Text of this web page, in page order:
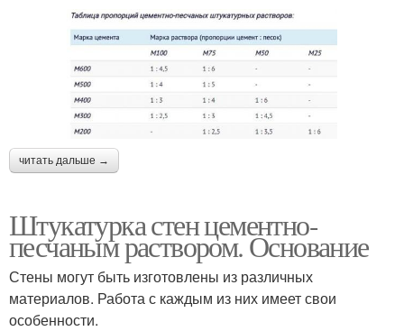
читать дальше →
Штукатурка стен цементно-
песчаным раствором. Основание
Стены могут быть изготовлены из различных
материалов. Работа с каждым из них имеет свои
особенности.